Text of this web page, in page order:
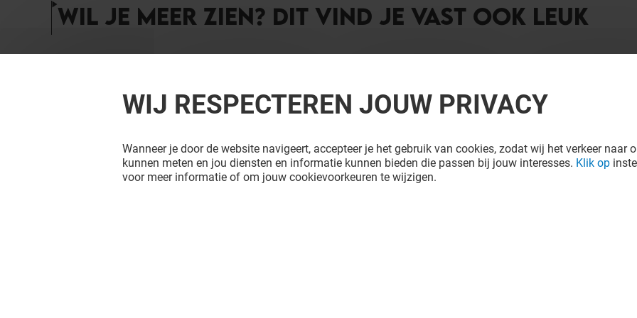
WIL JE MEER ZIEN? DIT VIND JE VAST OOK LEUK
WIJ RESPECTEREN JOUW PRIVACY
Wanneer je door de website navigeert, accepteer je het gebruik van cookies, zodat wij het verkeer naar
kunnen meten en jou diensten en informatie kunnen bieden die passen bij jouw interesses. Klik op
voor meer informatie of om jouw cookievoorkeuren te wijzigen.